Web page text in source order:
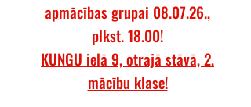
apmācības grupai 08.07.26.,
plkst. 18.00!
KUNGU ielā 9, otrajā stāvā, 2.
mācību klase!